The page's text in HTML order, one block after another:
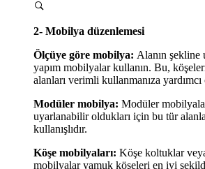
2- Mobilya düzenlemesi
Ölçüye göre mobilya: Alanın şekline
yapım mobilyalar kullanın. Bu,
alanları verimli kullanmanıza yardımcı
Modüler mobilya: Modüler
uyarlanabilir oldukları için bu tür
kullanışlıdır.
Köşe mobilyaları: Köşe koltuklar
mobilyalar yamuk köşeleri en iyi